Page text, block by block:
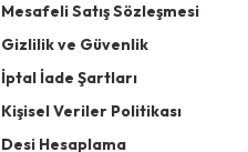
Mesafeli Satış Sözleşmesi
Gizlilik ve Güvenlik
İptal İade Şartları
Kişisel Veriler Politikası
Desi Hesaplama